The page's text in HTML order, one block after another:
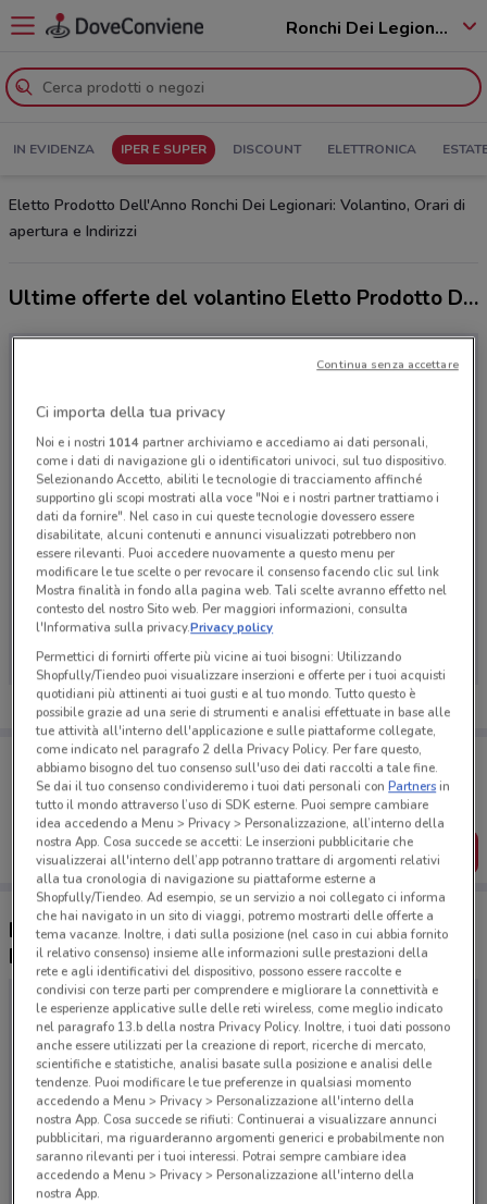
Ronchi Dei Legionari - 34077
IN EVIDENZA IPER E SUPER DISCOUNT ELETTRONICA
Eletto Prodotto Dell'Anno Ronchi Dei Legionari: Volantino, Orari di
apertura e Indirizzi
Ultime offerte del volantino Eletto Prodotto Dell'Anno
Ci dispiace, al momento non abbiamo pubblicato
volantini nella tua zona. Riprova più tardi.
Porta DoveConviene sempre con te!
Puoi trovare le migliori offerte dei negozi vicino a te,
salvarle e creare la tua lista del risparmio, comodamente
dal tuo cellulare.
SCARICA L’APP
Negozi Eletto Prodotto Dell'Anno a Ronchi Dei
Legionari
Ci importa della tua privacy
Noi e i nostri 1014partner archiviamo e accediamo ai dati personali,
come i dati di navigazione gli o identificatori univoci, sul tuo dispositivo.
Selezionando Accetto, abiliti le tecnologie di tracciamento affinché
supportino gli scopi mostrati alla voce "Noi e i nostri partner trattiamo i
dati da fornire". Nel caso in cui queste tecnologie dovessero essere
disabilitate, alcuni contenuti e annunci visualizzati potrebbero non
essere rilevanti. Puoi accedere nuovamente a questo menu per
modificare le tue scelte o per revocare il consenso facendo clic sul link
Mostra finalità in fondo alla pagina web. Tali scelte avranno effetto nel
contesto del nostro Sito web. Per maggiori informazioni, consulta
l'Informativa sulla privacy.Privacy policy
Permettici di fornirti offerte più vicine ai tuoi bisogni: Utilizzando
Shopfully/Tiendeo puoi visualizzare inserzioni e offerte per i tuoi acquisti
quotidiani più attinenti ai tuoi gusti e al tuo mondo. Tutto questo è
possibile grazie ad una serie di strumenti e analisi effettuate in base alle
tue attività all'interno dell'applicazione e sulle piattaforme collegate,
come indicato nel paragrafo 2 della Privacy Policy. Per fare questo,
abbiamo bisogno del tuo consenso sull'uso dei dati raccolti a tale fine.
Se dai il tuo consenso condivideremo i tuoi dati personali conPartnersin
tutto il mondo attraverso l’uso di SDK esterne. Puoi sempre cambiare
idea accedendo a Menu > Privacy > Personalizzazione, all’interno della
nostra App. Cosa succede se accetti: Le inserzioni pubblicitarie che
visualizzerai all'interno dell’app potranno trattare di argomenti relativi
alla tua cronologia di navigazione su piattaforme esterne a
Shopfully/Tiendeo. Ad esempio, se un servizio a noi collegato ci informa
che hai navigato in un sito di viaggi, potremo mostrarti delle offerte a
tema vacanze. Inoltre, i dati sulla posizione (nel caso in cui abbia fornito
il relativo consenso) insieme alle informazioni sulle prestazioni della
rete e agli identificativi del dispositivo, possono essere raccolte e
condivisi con terze parti per comprendere e migliorare la connettività e
le esperienze applicative sulle delle reti wireless, come meglio indicato
nel paragrafo 13.b della nostra Privacy Policy. Inoltre, i tuoi dati possono
anche essere utilizzati per la creazione di report, ricerche di mercato,
scientifiche e statistiche, analisi basate sulla posizione e analisi delle
tendenze. Puoi modificare le tue preferenze in qualsiasi momento
accedendo a Menu > Privacy > Personalizzazione all'interno della
nostra App. Cosa succede se rifiuti: Continuerai a visualizzare annunci
pubblicitari, ma riguarderanno argomenti generici e probabilmente non
saranno rilevanti per i tuoi interessi. Potrai sempre cambiare idea
accedendo a Menu > Privacy > Personalizzazione all'interno della
nostra App.
Continua senza accettare